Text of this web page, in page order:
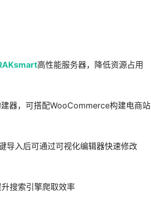
高性能服务器，降低资源占用
器，可搭配WooCommerce构建电商站
导入后可通过可视化编辑器快速修改
搜索引擎爬取效率